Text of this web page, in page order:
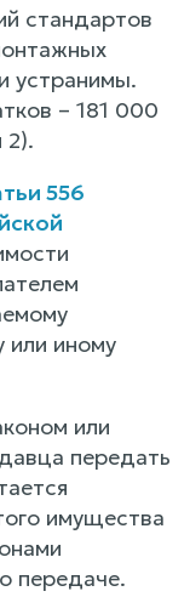
стандартов
устранимы.
– 181 000
2).
556
или иному
или
передать
имущества
передаче.